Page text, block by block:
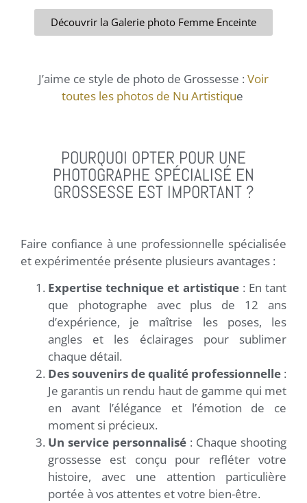
Découvrir la Galerie photo Femme Enceinte
J’aime ce style de photo de Grossesse : Voir
toutes les photos de Nu Artistique
POURQUOI OPTER POUR UNE
PHOTOGRAPHE SPÉCIALISÉ EN
GROSSESSE EST IMPORTANT ?
Faire confiance à une professionnelle spécialisée
et expérimentée présente plusieurs avantages :
Expertise technique et artistique: En tant
que photographe avec plus de 12 ans
d’expérience, je maîtrise les poses, les
angles et les éclairages pour sublimer
chaque détail.
Des souvenirs de qualité professionnelle :
Je garantis un rendu haut de gamme qui met
en avant l’élégance et l’émotion de ce
moment si précieux.
Un service personnalisé : Chaque shooting
grossesse est conçu pour refléter votre
histoire, avec une attention particulière
portée à vos attentes et votre bien-être.